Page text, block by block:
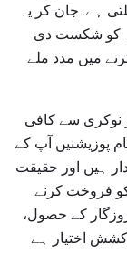
ہے. جان کر یہ
کو شکست دی
میں مدد ملے
نوکری سے کافی
پوزیشنیں آپ کے
ہیں اور حقیقت
فروخت کرنے
کے حصول،
اختیار ہے